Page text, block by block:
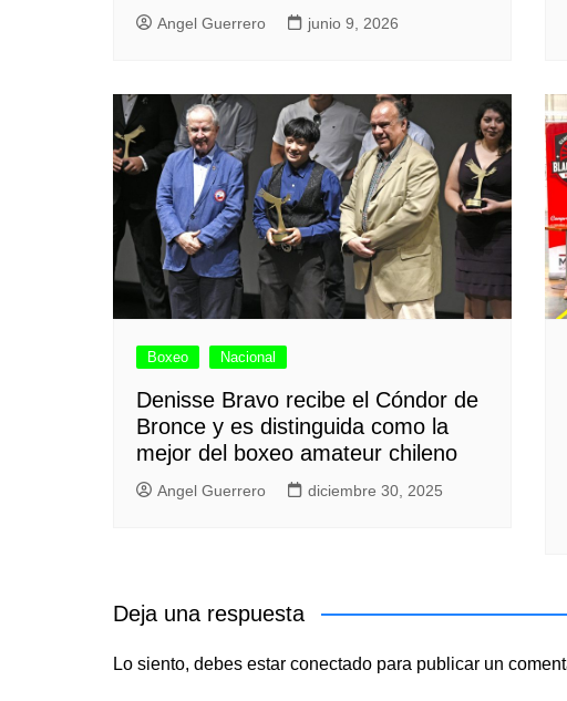
Angel Guerrero junio 9, 2026
Boxeo Nacional
Denisse Bravo recibe el Cóndor de
Bronce y es distinguida como la
mejor del boxeo amateur chileno
Angel Guerrero diciembre 30, 2025
Deja una respuesta
Lo siento, debes estar conectado para publicar un